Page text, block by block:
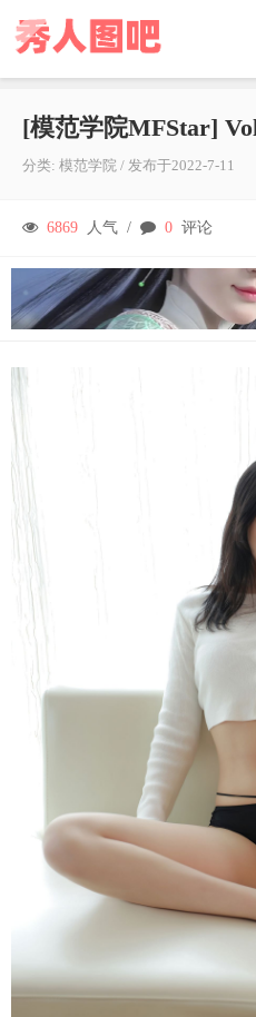
[模范学院MFStar]
分类: 模范学院 / 发布于2022-7-11
6869 人气 / 0 评论